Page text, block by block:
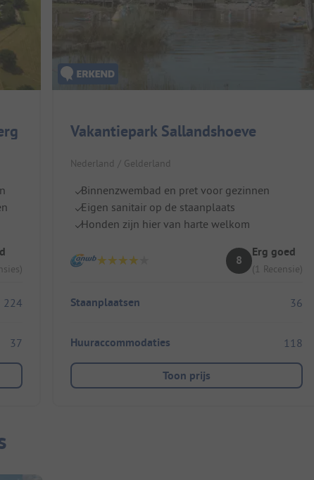
224
37
Vakantiepark Sallandshoeve
Nederland / Gelderland
Binnenzwembad en pret voor gezinnen
Eigen sanitair op de staanplaats
Honden zijn hier van harte welkom
8
Erg goed
(1 Recensie)
Staanplaatsen 36
Huuraccommodaties 118
Toon prijs